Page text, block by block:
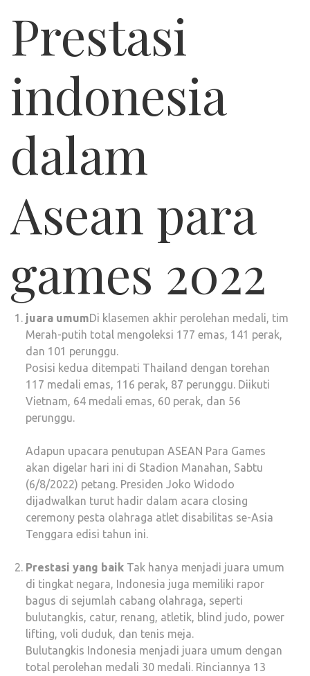
Prestasi
indonesia
dalam
Asean para
games 2022
juara umumDi klasemen akhir perolehan medali, tim
Merah-putih total mengoleksi 177 emas, 141 perak,
dan 101 perunggu.
Posisi kedua ditempati Thailand dengan torehan
117 medali emas, 116 perak, 87 perunggu. Diikuti
Vietnam, 64 medali emas, 60 perak, dan 56
perunggu.
Adapun upacara penutupan ASEAN Para Games
akan digelar hari ini di Stadion Manahan, Sabtu
(6/8/2022) petang. Presiden Joko Widodo
dijadwalkan turut hadir dalam acara closing
ceremony pesta olahraga atlet disabilitas se-Asia
Tenggara edisi tahun ini.
Prestasi yang baik Tak hanya menjadi juara umum
di tingkat negara, Indonesia juga memiliki rapor
bagus di sejumlah cabang olahraga, seperti
bulutangkis, catur, renang, atletik, blind judo, power
lifting, voli duduk, dan tenis meja.
Bulutangkis Indonesia menjadi juara umum dengan
total perolehan medali 30 medali. Rinciannya 13